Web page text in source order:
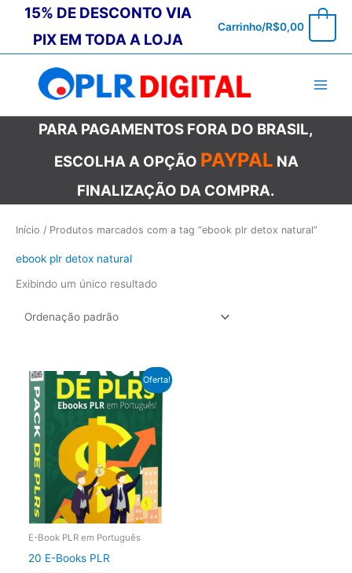
conteúdo
15% DE DESCONTO VIA
PIX EM TODA A LOJA
Carrinho/R$0,00
PARA PAGAMENTOS FORA DO BRASIL,
ESCOLHA A OPÇÃO PAYPAL NA
FINALIZAÇÃO DA COMPRA.
Início / Produtos marcados com a tag “ebook plr detox natural”
ebook plr detox natural
Exibindo um único resultado
Oferta!
E-Book PLR em Português
20 E-Books PLR